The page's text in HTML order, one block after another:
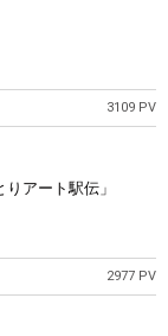
3109 PV
りアート駅伝」
2977 PV